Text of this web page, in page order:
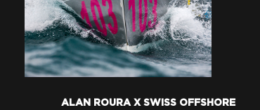
ALAN ROURA X SWISS OFFSHORE